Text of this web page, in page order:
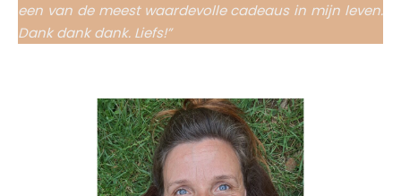
een van de meest waardevolle cadeaus in mijn leven.
Dank dank dank. Liefs!”